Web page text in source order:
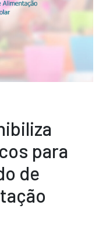
para
de